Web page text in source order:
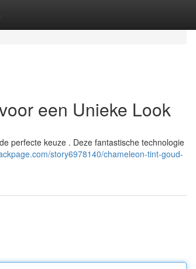
een Unieke Look
perfecte keuze . Deze fantastische technologie
story6978140/chameleon-tint-goud-